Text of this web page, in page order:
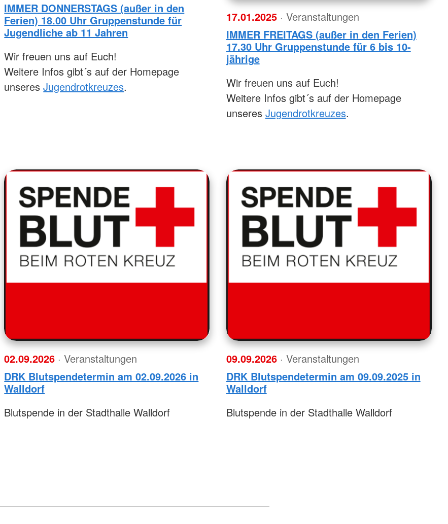
IMMER DONNERSTAGS (außer in den
Ferien) 18.00 Uhr Gruppenstunde für
Jugendliche ab 11 Jahren
Wir freuen uns auf Euch!
Weitere Infos gibt´s auf der Homepage
unseresJugendrotkreuzes.
17.01.2025 · Veranstaltungen
IMMER FREITAGS (außer in den Ferien)
17.30 Uhr Gruppenstunde für 6 bis 10-
jährige
Wir freuen uns auf Euch!
Weitere Infos gibt´s auf der Homepage
unseres Jugendrotkreuzes.
02.09.2026 · Veranstaltungen
DRK Blutspendetermin am 02.09.2026 in
Walldorf
Blutspende in der Stadthalle Walldorf
09.09.2026 · Veranstaltungen
DRK Blutspendetermin am 09.09.2025 in
Walldorf
Blutspende in der Stadthalle Walldorf